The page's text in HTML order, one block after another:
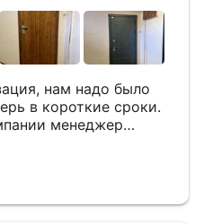
нам надо было
в короткие сроки.
менеджер
предоставил нам
тоже был очень
и установили